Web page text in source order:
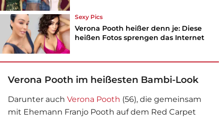
Sexy Pics
Verona Pooth heißer denn je: Diese
heißen Fotos sprengen das Internet
Verona Pooth im heißesten Bambi-Look
Darunter auch Verona Pooth (56), die gemeinsam
mit Ehemann Franjo Pooth auf dem Red Carpet